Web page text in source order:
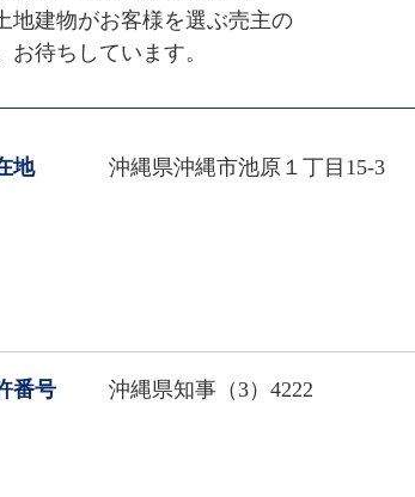
地建物がお客様を選ぶ売主の
待ちしています。
地 沖縄県沖縄市池原１丁目15-3
番号 沖縄県知事（3）4222